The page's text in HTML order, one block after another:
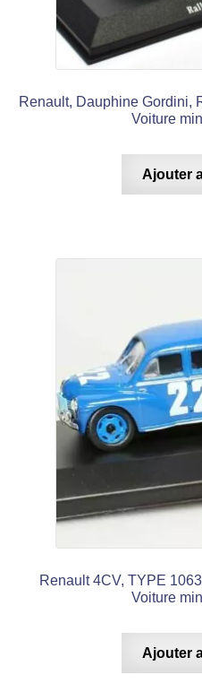
Renault, Dauphine Gordini,
Voiture
Ajouter
Renault 4CV, TYPE
Voiture
Ajouter